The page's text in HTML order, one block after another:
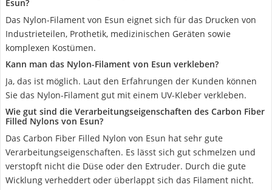
Esun?
Das Nylon-Filament von Esun eignet sich für das Drucken von
Industrieteilen, Prothetik, medizinischen Geräten sowie
komplexen Kostümen.
Kann man das Nylon-Filament von Esun verkleben?
Ja, das ist möglich. Laut den Erfahrungen der Kunden können
Sie das Nylon-Filament gut mit einem UV-Kleber verkleben.
Wie gut sind die Verarbeitungseigenschaften des Carbon Fiber
Filled Nylons von Esun?
Das Carbon Fiber Filled Nylon von Esun hat sehr gute
Verarbeitungseigenschaften. Es lässt sich gut schmelzen und
verstopft nicht die Düse oder den Extruder. Durch die gute
Wicklung verheddert oder überlappt sich das Filament nicht.